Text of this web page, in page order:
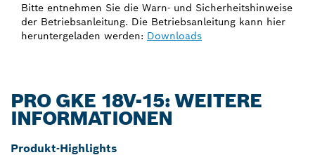
Bitte entnehmen Sie die Warn- und Sicherheitshinweise
der Betriebsanleitung. Die Betriebsanleitung kann hier
heruntergeladen werden: Downloads
PRO GKE 18V-15: WEITERE
INFORMATIONEN
Produkt-Highlights